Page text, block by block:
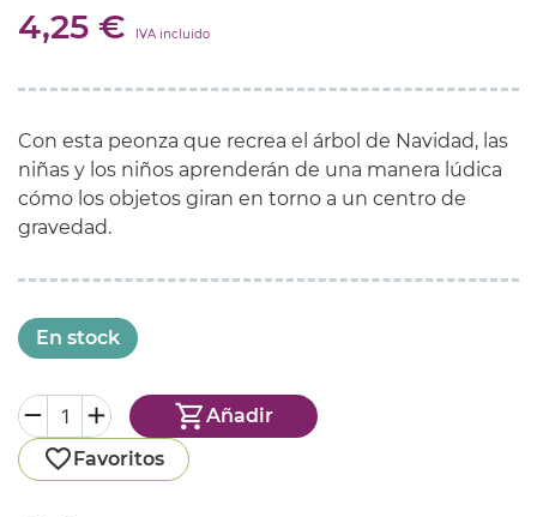
4,25 € IVA incluido
Con esta peonza que recrea el árbol de Navidad, las
niñas y los niños aprenderán de una manera lúdica
cómo los objetos giran en torno a un centro de
gravedad.
En stock
Añadir
Favoritos